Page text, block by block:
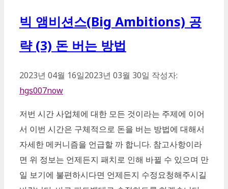
빅 앰비션스(Big Ambitions) 공
략 (3) 돈 버는 방법
2023년 04월 16일2023년 03월 30일 작성자:
hgs007now
저번 시간 사업체에 대한 모든 것이라는 주제에 이어
서 이번 시간은 구체적으로 돈을 버는 방법에 대해서
자세한 메커니즘을 언급할 까 합니다. 참고사항이라
면 위 정보는 언제든지 패치로 인해 바뀔 수 있으며 만
일 보기에 불편하시다면 언제든지 수정요청해주시길